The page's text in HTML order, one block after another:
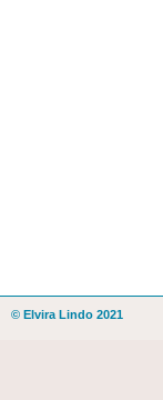
© Elvira Lindo 2021